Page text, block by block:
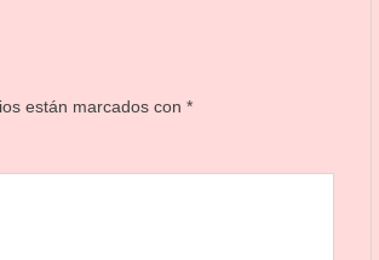
están marcados con *